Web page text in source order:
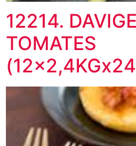
12214.
TOMATES